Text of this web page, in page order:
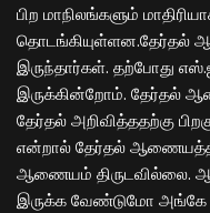
பிற மாநிலங்களும்
இருந்தார்கள். தற்போது
இருக்கின்றோம். தேர்தல்
தேர்தல் அறிவித்ததற்கு
என்றால் தேர்தல்
ஆணையம் திருடவில்லை.
இருக்க வேண்டுமோ அங்கே